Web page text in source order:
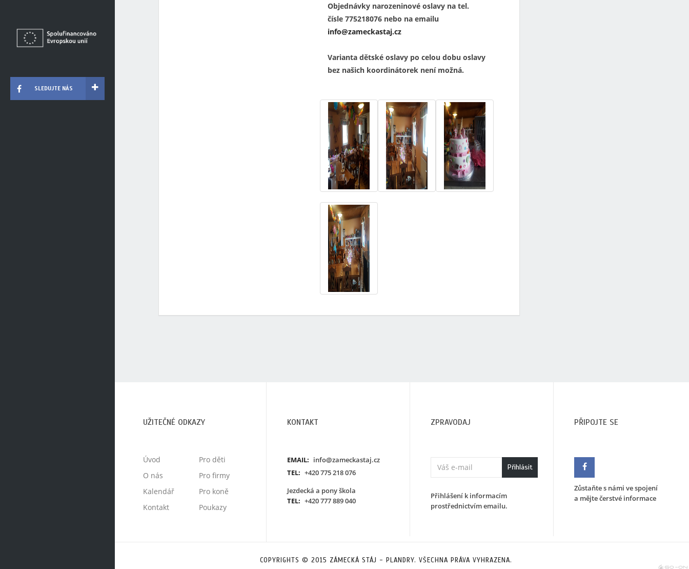
SLEDUJTE NÁS
Objednávky narozeninové oslavy na tel.
čísle 775218076 nebo na emailu
info@zameckastaj.cz
Varianta dětské oslavy po celou dobu oslavy
bez našich koordinátorek není možná.
UŽITEČNÉ ODKAZY
Úvod
O nás
Kalendář
Kontakt
Pro děti
Pro firmy
Pro koně
Poukazy
KONTAKT
EMAIL: info@zameckastaj.cz
TEL: +420 775 218 076
Jezdecká a pony škola
TEL: +420 777 889 040
ZPRAVODAJ
Přihlásit
Přihlášení k informacím
prostřednictvím emailu.
PŘIPOJTE SE
Zůstaňte s námi ve spojení
a mějte čerstvé informace
COPYRIGHTS © 2015 ZÁMECKÁ STÁJ - PLANDRY. VŠECHNA PRÁVA VYHRAZENA.